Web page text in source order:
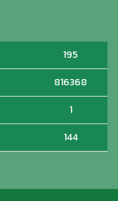
195
816368
1
144